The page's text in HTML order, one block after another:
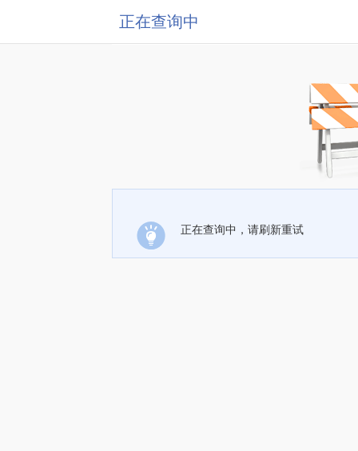
正在查询中
正在查询中，请刷新重试